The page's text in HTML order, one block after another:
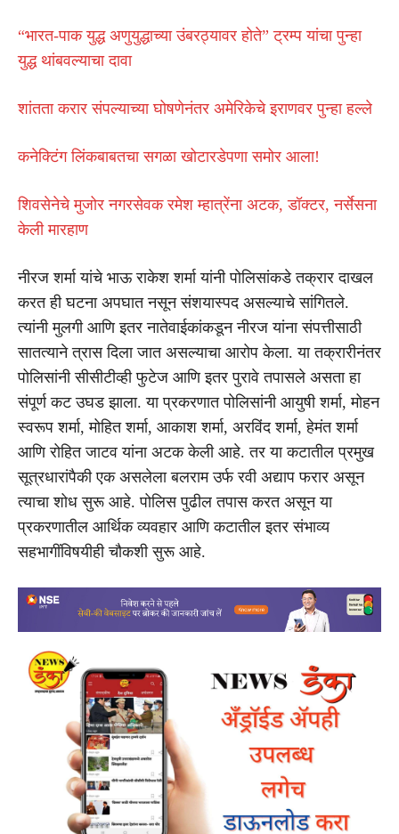
“भारत-पाक युद्ध अणुयुद्धाच्या उंबरठ्यावर होते” ट्रम्प यांचा पुन्हा
युद्ध थांबवल्याचा दावा
शांतता करार संपल्याच्या घोषणेनंतर अमेरिकेचे इराणवर पुन्हा हल्ले
कनेक्टिंग लिंकबाबतचा सगळा खोटारडेपणा समोर आला!
शिवसेनेचे मुजोर नगरसेवक रमेश म्हात्रेंना अटक, डॉक्टर, नर्सेसना
केली मारहाण
नीरज शर्मा यांचे भाऊ राकेश शर्मा यांनी पोलिसांकडे तक्रार दाखल
करत ही घटना अपघात नसून संशयास्पद असल्याचे सांगितले.
त्यांनी मुलगी आणि इतर नातेवाईकांकडून नीरज यांना संपत्तीसाठी
सातत्याने त्रास दिला जात असल्याचा आरोप केला. या तक्रारीनंतर
पोलिसांनी सीसीटीव्ही फुटेज आणि इतर पुरावे तपासले असता हा
संपूर्ण कट उघड झाला. या प्रकरणात पोलिसांनी आयुषी शर्मा, मोहन
स्वरूप शर्मा, मोहित शर्मा, आकाश शर्मा, अरविंद शर्मा, हेमंत शर्मा
आणि रोहित जाटव यांना अटक केली आहे. तर या कटातील प्रमुख
सूत्रधारांपैकी एक असलेला बलराम उर्फ रवी अद्याप फरार असून
त्याचा शोध सुरू आहे. पोलिस पुढील तपास करत असून या
प्रकरणातील आर्थिक व्यवहार आणि कटातील इतर संभाव्य
सहभागींविषयीही चौकशी सुरू आहे.